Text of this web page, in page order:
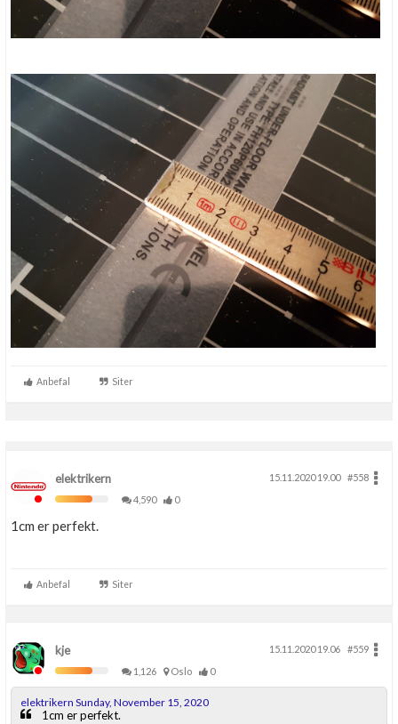
Anbefal Siter
elektrikern 15.11.2020 19.00
#558
4,590
0
1cm er perfekt.
Anbefal Siter
kje 15.11.2020 19.06
#559
1,126
Oslo 0
elektrikern Sunday, November 15, 2020
1cm er perfekt.